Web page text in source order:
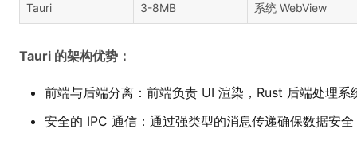
Tauri 3-8MB 系统 WebView
Tauri 的架构优势：
前端与后端分离：前端负责 UI 渲染，Rust 后端处理系
安全的 IPC 通信：通过强类型的消息传递确保数据安全